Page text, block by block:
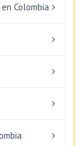
Colombia